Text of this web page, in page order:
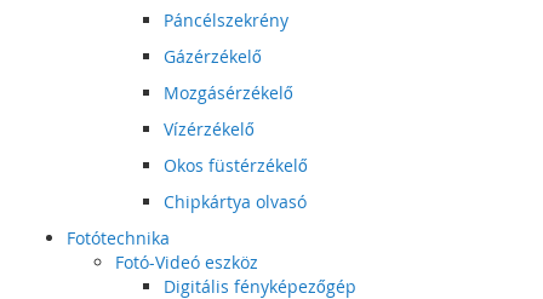
Páncélszekrény
Gázérzékelő
Mozgásérzékelő
Vízérzékelő
Okos füstérzékelő
Chipkártya olvasó
Fotótechnika
Fotó-Videó eszköz
Digitális fényképezőgép